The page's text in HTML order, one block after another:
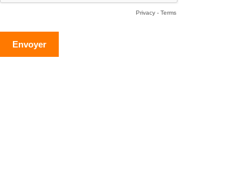
Privacy - Terms